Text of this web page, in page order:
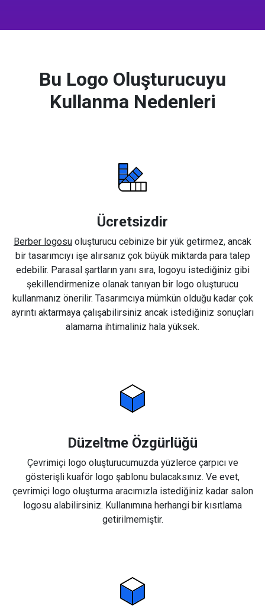
Bu Logo Oluşturucuyu
Kullanma Nedenleri
Ücretsizdir
Berber logosu oluşturucu cebinize bir yük getirmez, ancak
bir tasarımcıyı işe alırsanız çok büyük miktarda para talep
edebilir. Parasal şartların yanı sıra, logoyu istediğiniz gibi
şekillendirmenize olanak tanıyan bir logo oluşturucu
kullanmanız önerilir. Tasarımcıya mümkün olduğu kadar çok
ayrıntı aktarmaya çalışabilirsiniz ancak istediğiniz sonuçları
alamama ihtimaliniz hala yüksek.
Düzeltme Özgürlüğü
Çevrimiçi logo oluşturucumuzda yüzlerce çarpıcı ve
gösterişli kuaför logo şablonu bulacaksınız. Ve evet,
çevrimiçi logo oluşturma aracımızla istediğiniz kadar salon
logosu alabilirsiniz. Kullanımına herhangi bir kısıtlama
getirilmemiştir.